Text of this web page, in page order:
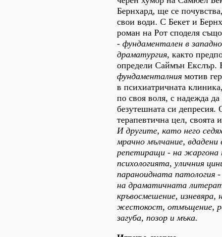
Бернхард, ще се
свои води. С Бекет и
роман на Рот споделя
- фундаментален в
драматургия, както
определи Саймън Екслър.
фундаменталния мотив
в психиатричната
по своя воля, с надежда да
безутешната си депресия.
терапевтична цел, своята
И другите, като него
мрачно мълчание,
репетиращи - на жаргона
психологията, уличния
параноидната патология
на драматичната
кръвосмешение, изневяра,
жестокост, отмъщение,
загуба, позор и мъка.